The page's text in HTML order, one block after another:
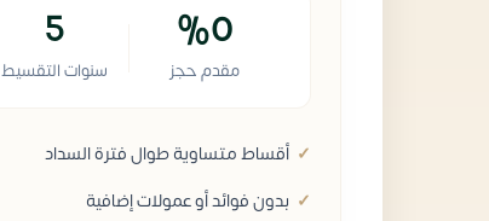
%0
مقدم حجز
5
سنوات التقسيط
أقساط متساوية طوال فترة السداد
بدون فوائد أو عمولات إضافية